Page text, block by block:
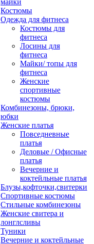
майки
Костюмы
Одежда для фитнеса
Костюмы для
фитнеса
Лосины для
фитнеса
Майки/ топы для
фитнеса
Женские
спортивные
костюмы
Комбинезоны, брюки,
юбки
Женские платья
Повседневные
платья
Деловые / Офисные
платья
Вечерние и
коктейльные платья
Блузы,кофточки,свитерки
Спортивные костюмы
Стильные комбинезоны
Женские свитера и
лонглсливы
Туники
Вечерние и коктейльные